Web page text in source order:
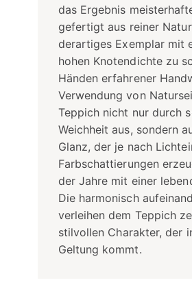
das Ergebnis
gefertigt aus reiner
derartiges Exemplar mit
hohen Knotendichte zu
Händen erfahrener
Verwendung von
Teppich nicht nur durch
Weichheit aus, sondern
Glanz, der je nach
Farbschattierungen
der Jahre mit einer
Die harmonisch
verleihen dem Teppich
stilvollen Charakter, der
Geltung kommt.